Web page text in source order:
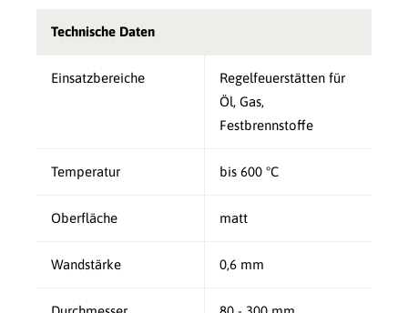
Technische Daten
Einsatzbereiche
Regelfeuerstätten für
Öl, Gas,
Festbrennstoffe
Temperatur bis 600 °C
Oberfläche matt
Wandstärke 0,6 mm